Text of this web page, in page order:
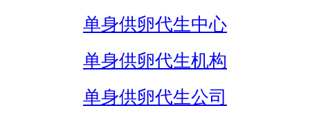
单身供卵代生中心
单身供卵代生机构
单身供卵代生公司